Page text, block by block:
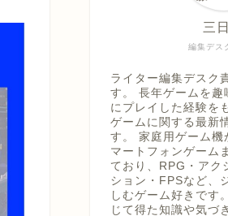
編集デス
三
ライター編集デスク
す。 長年ゲームを趣
にプレイした経験を
ゲームに関する最新
す。 家庭用ゲーム機
マートフォンゲーム
ており、RPG・アク
ション・FPSなど、
しむゲーム好きです
じて得た知識や気づ